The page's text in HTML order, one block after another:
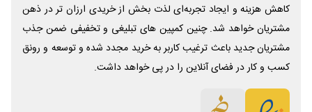
کاهش هزینه و ایجاد تجربه‌ای لذت بخش از خریدی ارزان تر در ذهن
مشتریان خواهد شد. چنین کمپین های تبلیغی و تخفیفی ضمن جذب
مشتریان جدید باعث ترغیب کاربر به خرید مجدد شده و توسعه و رونق
کسب و کار در فضای آنلاین را در پی خواهد داشت.